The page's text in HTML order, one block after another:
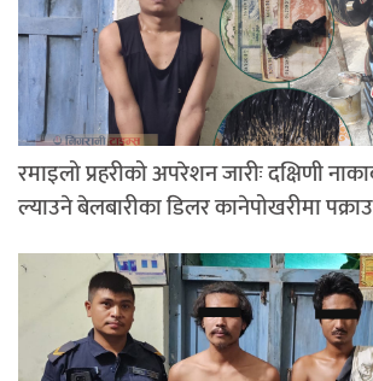
रमाइलो प्रहरीको अपरेशन जारीः दक्षिणी
ल्याउने बेलबारीका डिलर कानेपोखरीमा पक्राउ